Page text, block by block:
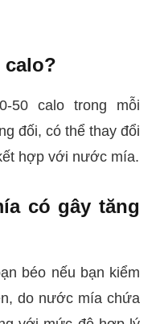
calo?
50 calo trong mỗi
đối, có thể thay đổi
hợp với nước mía.
có gây tăng
béo nếu bạn kiểm
do nước mía chứa